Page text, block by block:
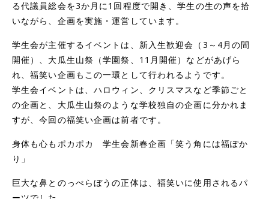
る代議員総会を3か月に1回程度で開き、学生の生の声を拾
いながら、企画を実施・運営しています。
学生会が主催するイベントは、新入生歓迎会（3～4月の間
開催）、大瓜生山祭（学園祭、11月開催）などがあげら
れ、福笑い企画もこの一環として行われるようです。
学生会イベントは、ハロウィン、クリスマスなど季節ごと
の企画と、大瓜生山祭のような学校独自の企画に分かれま
すが、今回の福笑い企画は前者です。
身体も心もポカポカ 学生会新春企画「笑う角には福ぽか
り」
巨大な鼻とのっぺらぼうの正体は、福笑いに使用されるパ